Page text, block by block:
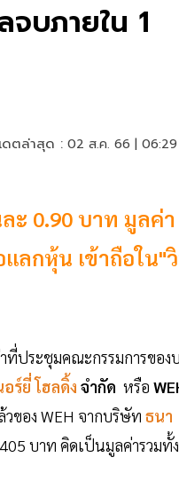
บภายใน 1
ดตล่าสุด : 02 ส.ค. 66 |
ะ 0.90 บาท มูลค่า
แลกหุ้น เข้าถือใน"
ที่ประชุมคณะกรรมการของ
ร์ยี่ โฮลดิ้ง จำกัด หรือ
ของ WEH จากบริษัท ธนา
บาท คิดเป็นมูลค่ารวมทั้ง